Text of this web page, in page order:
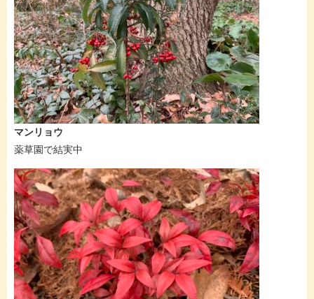
マンリョウ
薬草園で結実中